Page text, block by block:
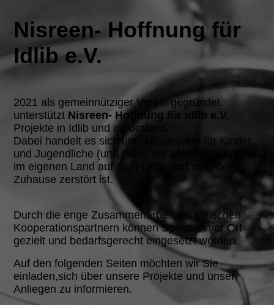
Nisreen- Hoffnung für
Idlib e.V.
2021 als gemeinnütziger Verein gegründet,
unterstützt Nisreen- Hoffnung für Idlib e.V.
Projekte in Idlib und im Umland.
Dabei handelt es sich um Hilfsprojekte für Kinder
und Jugendliche (und dabei vor allem Waisen), die
im eigenen Land auf der Flucht sind oder deren
Zuhause zerstört ist.
Durch die enge Zusammenarbeit mit syrischen
Kooperationspartnern können Spenden vor Ort
gezielt und bedarfsgerecht eingesetzt werden.
Auf den folgenden Seiten möchten wir Sie
einladen,sich über unsere Projekte und unser
Anliegen zu informieren.